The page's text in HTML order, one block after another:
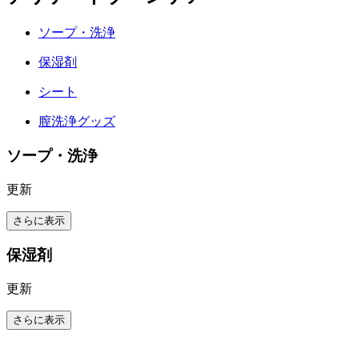
ソープ・洗浄
保湿剤
シート
膣洗浄グッズ
ソープ・洗浄
更新
さらに表示
保湿剤
更新
さらに表示